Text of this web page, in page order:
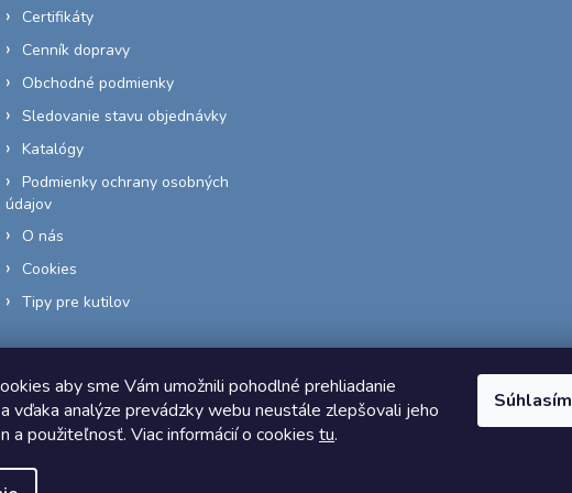
aby sme Vám umožnili pohodlné prehliadanie
vďaka analýze prevádzky webu neustále zlepšovali jeho
a použiteľnosť. Viac informácií o cookies tu.
Súhlasím
Certifikáty
Cenník dopravy
Obchodné podmienky
Sledovanie stavu objednávky
Katalógy
Podmienky ochrany osobných
údajov
O nás
Cookies
Tipy pre kutilov
Copyright 2026 Elektro-siete.sk . Všetky práva vyhradené.